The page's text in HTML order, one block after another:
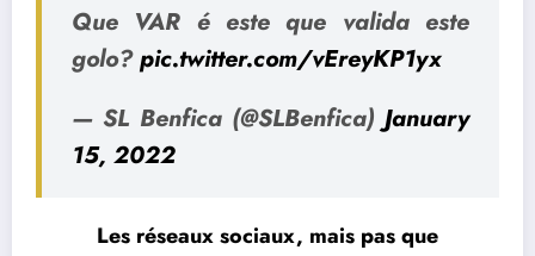
Que VAR é este que valida este
golo?pic.twitter.com/vEreyKP1yx
— SL Benfica (@SLBenfica)January
15, 2022
Les réseaux sociaux, mais pas que